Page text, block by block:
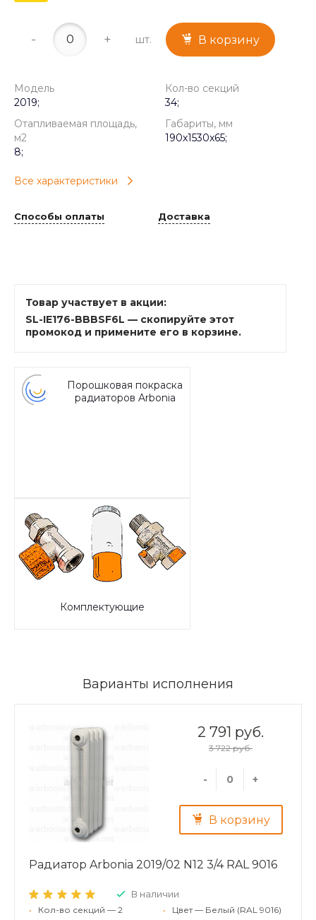
- + шт. В корзину
Модель
2019;
Кол-во секций
34;
Отапливаемая площадь,
м2
8;
Габариты, мм
190x1530x65;
Все характеристики
Способы оплаты Доставка
Товар участвует в акции:
SL-IE176-BBBSF6L — скопируйте этот
промокод и примените его в корзине.
Порошковая покраска
радиаторов Arbonia
Комплектующие
Варианты исполнения
2 791 руб.
3 722 руб.
- +
В корзину
Радиатор Arbonia 2019/02 N12 3/4 RAL 9016
В наличии
•
Кол-во секций — 2
•
Цвет — Белый (RAL 9016)